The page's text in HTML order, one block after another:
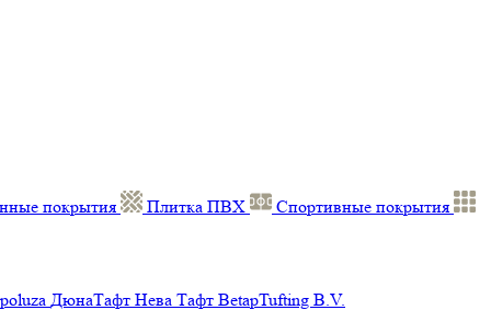
покрытия Плитка ПВХ
Спортивные покрытия
ДюнаТафт Нева Тафт BetapTufting B.V.